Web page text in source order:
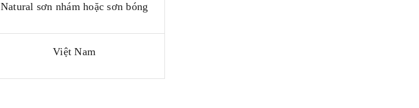
Natural sơn nhám hoặc sơn bóng
Việt Nam